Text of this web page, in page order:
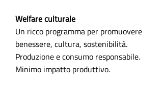
Welfare culturale
Un ricco programma per promuovere
benessere, cultura, sostenibilità.
Produzione e consumo responsabile.
Minimo impatto produttivo.